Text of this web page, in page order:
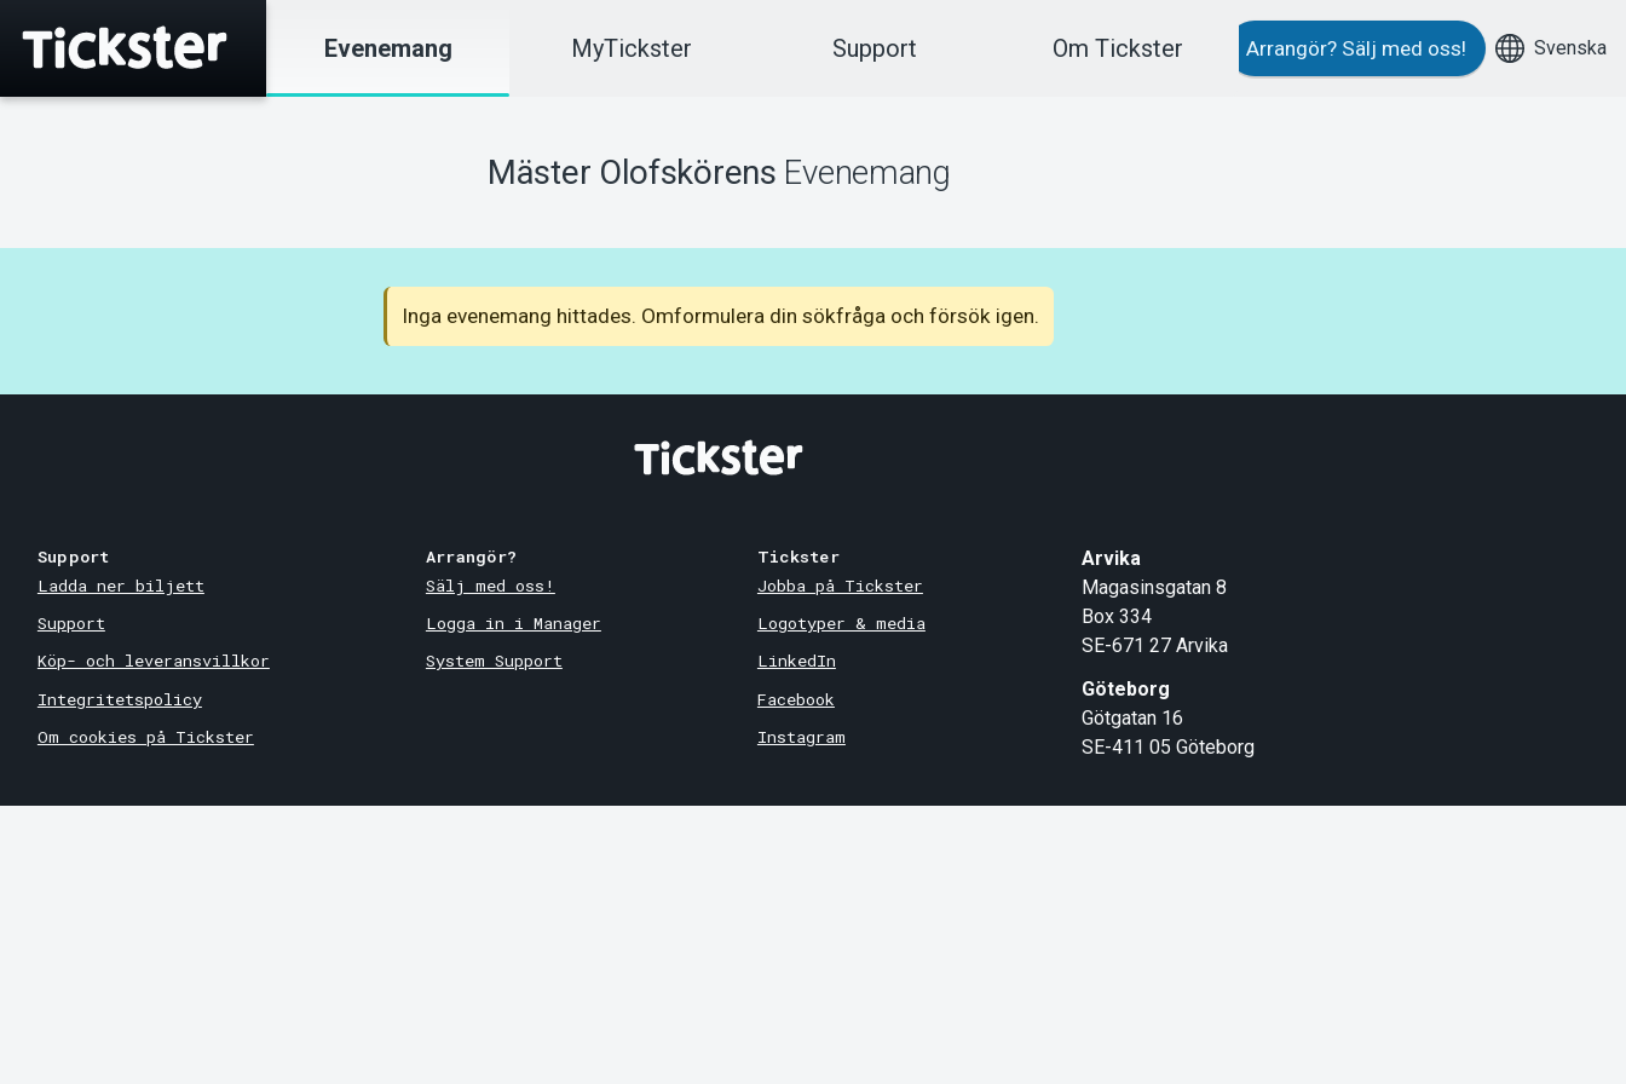
Evenemang MyTickster Support Om Tickster Arrangör? Sälj med oss! Svenska
Mäster Olofskörens Evenemang
Inga evenemang hittades. Omformulera din sökfråga och försök igen.
Support
Ladda ner biljett
Support
Köp- och leveransvillkor
Integritetspolicy
Om cookies på Tickster
Arrangör?
Sälj med oss!
Logga in i Manager
System Support
Tickster
Jobba på Tickster
Logotyper & media
LinkedIn
Facebook
Instagram
Arvika
Magasinsgatan 8
Box 334
SE-671 27 Arvika
Göteborg
Götgatan 16
SE-411 05 Göteborg